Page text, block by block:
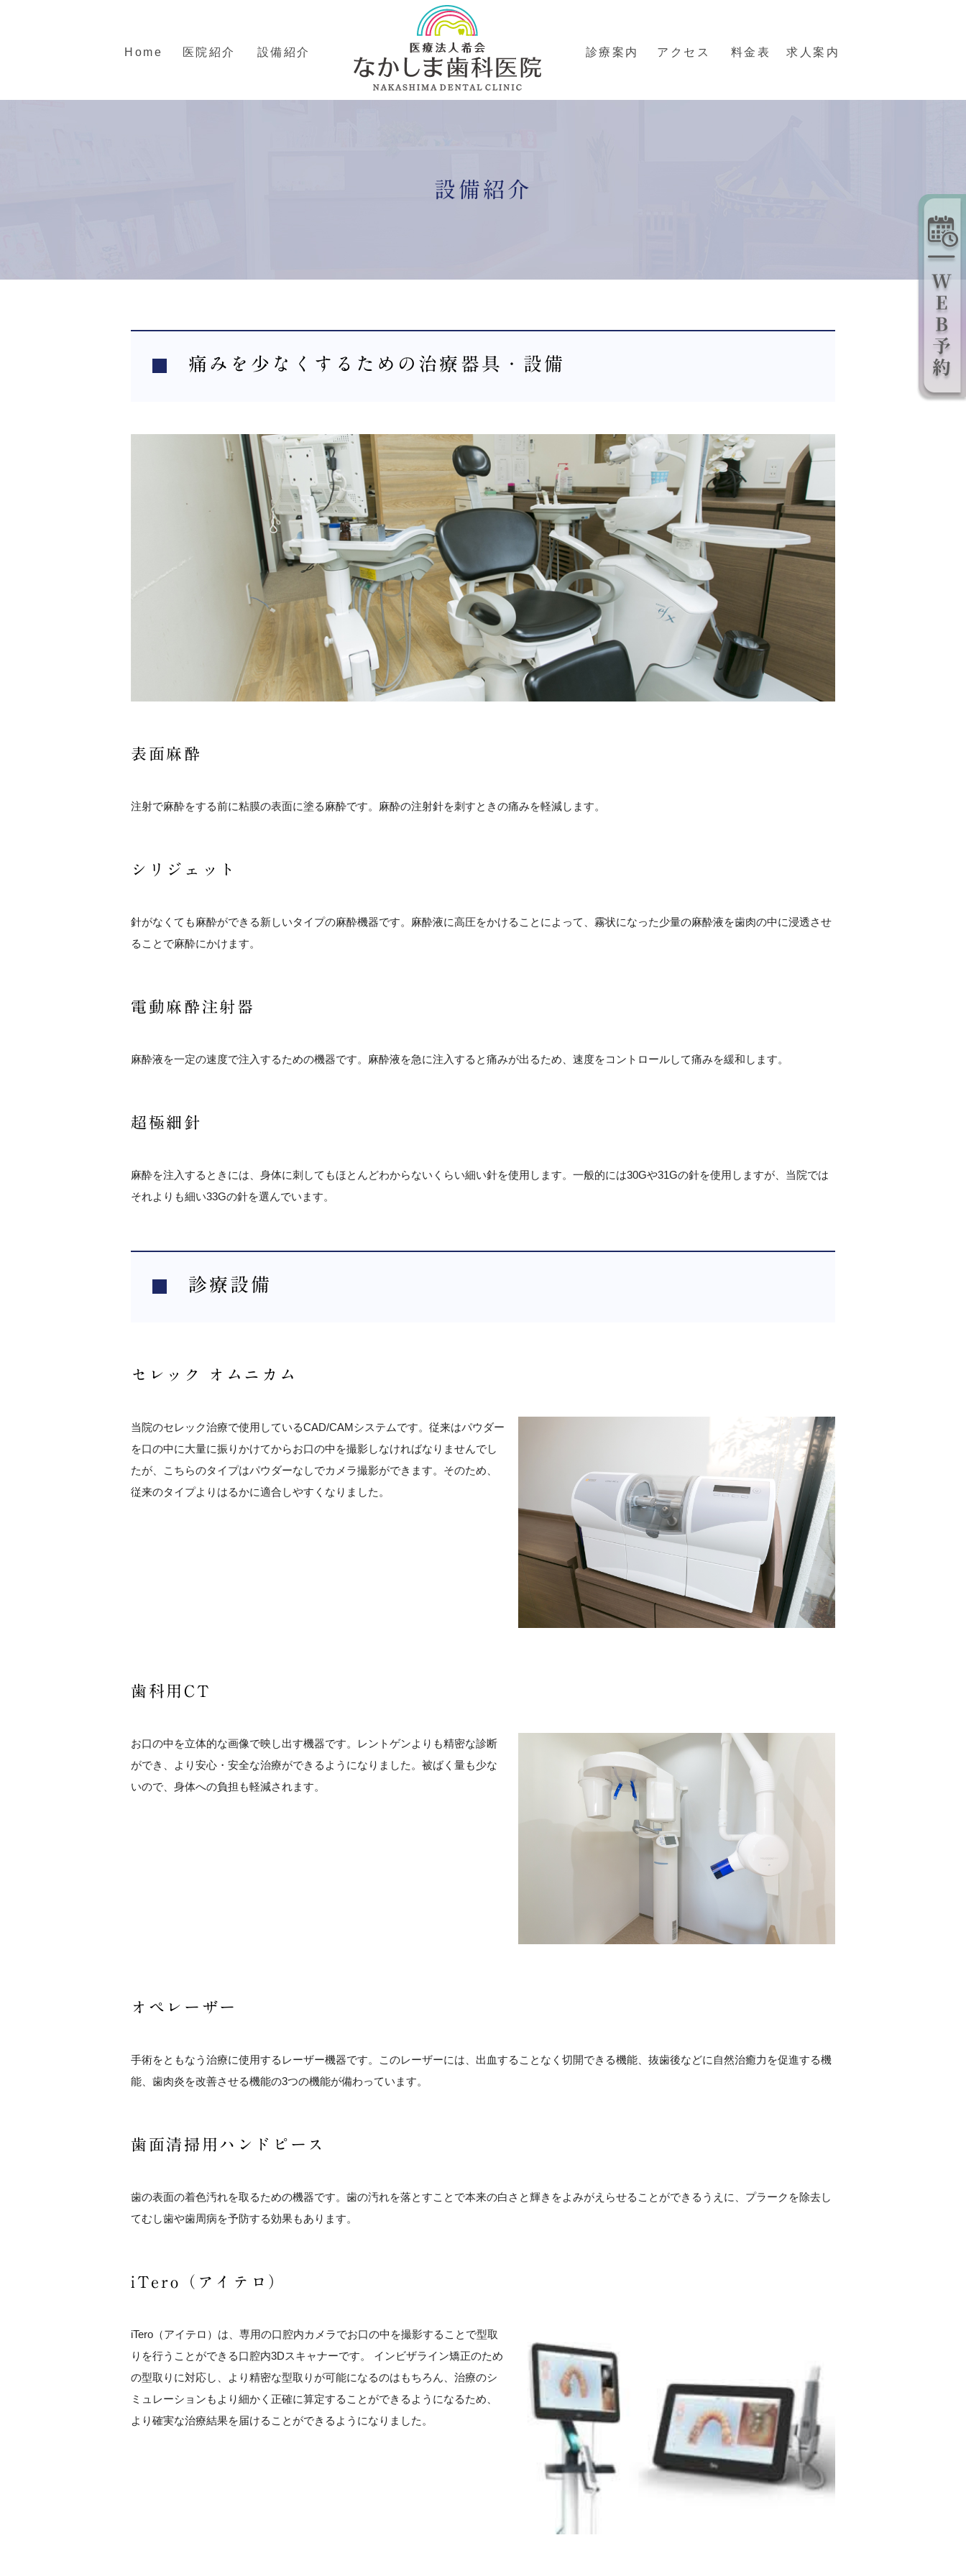
Home 医院紹介 設備紹介 診療案内 アクセス 料金表 求人案内
設備紹介
痛みを少なくするための治療器具・設備
表面麻酔
注射で麻酔をする前に粘膜の表面に塗る麻酔です。麻酔の注射針を刺すときの痛みを軽減します。
シリジェット
針がなくても麻酔ができる新しいタイプの麻酔機器です。麻酔液に高圧をかけることによって、霧状になった少量の麻酔液を歯肉の中に浸透させ
ることで麻酔にかけます。
電動麻酔注射器
麻酔液を一定の速度で注入するための機器です。麻酔液を急に注入すると痛みが出るため、速度をコントロールして痛みを緩和します。
超極細針
麻酔を注入するときには、身体に刺してもほとんどわからないくらい細い針を使用します。一般的には30Gや31Gの針を使用しますが、当院では
それよりも細い33Gの針を選んでいます。
診療設備
セレック オムニカム
当院のセレック治療で使用しているCAD/CAMシステムです。従来はパウダー
を口の中に大量に振りかけてからお口の中を撮影しなければなりませんでし
たが、こちらのタイプはパウダーなしでカメラ撮影ができます。そのため、
従来のタイプよりはるかに適合しやすくなりました。
歯科用CT
お口の中を立体的な画像で映し出す機器です。レントゲンよりも精密な診断
ができ、より安心・安全な治療ができるようになりました。被ばく量も少な
いので、身体への負担も軽減されます。
オペレーザー
手術をともなう治療に使用するレーザー機器です。このレーザーには、出血することなく切開できる機能、抜歯後などに自然治癒力を促進する機
能、歯肉炎を改善させる機能の3つの機能が備わっています。
歯面清掃用ハンドピース
歯の表面の着色汚れを取るための機器です。歯の汚れを落とすことで本来の白さと輝きをよみがえらせることができるうえに、プラークを除去し
てむし歯や歯周病を予防する効果もあります。
iTero（アイテロ）
iTero（アイテロ）は、専用の口腔内カメラでお口の中を撮影することで型取
りを行うことができる口腔内3Dスキャナーです。 インビザライン矯正のため
の型取りに対応し、より精密な型取りが可能になるのはもちろん、治療のシ
ミュレーションもより細かく正確に算定することができるようになるため、
より確実な治療結果を届けることができるようになりました。